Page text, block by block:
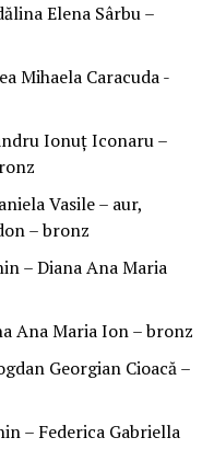
Elena Sârbu –
Mihaela Caracuda -
Ionuţ Iconaru –
Vasile – aur,
– bronz
– Diana Ana Maria
Ana Maria Ion – bronz
Georgian Cioacă –
– Federica Gabriella